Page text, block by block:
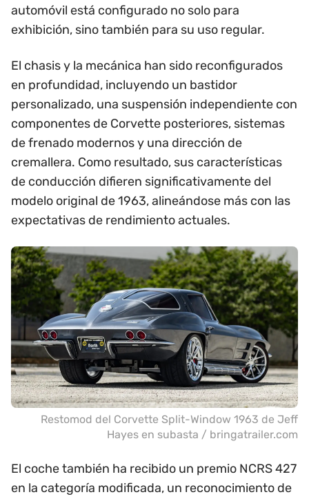
automóvil está configurado no solo para
exhibición, sino también para su uso regular.
El chasis y la mecánica han sido reconfigurados
en profundidad, incluyendo un bastidor
personalizado, una suspensión independiente con
componentes de Corvette posteriores, sistemas
de frenado modernos y una dirección de
cremallera. Como resultado, sus características
de conducción difieren significativamente del
modelo original de 1963, alineándose más con las
expectativas de rendimiento actuales.
Restomod del Corvette Split-Window 1963 de Jeff
Hayes en subasta / bringatrailer.com
El coche también ha recibido un premio NCRS 427
en la categoría modificada, un reconocimiento de